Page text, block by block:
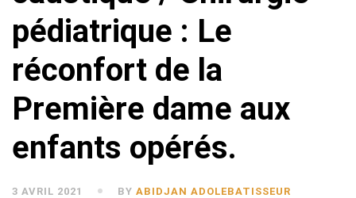
pédiatrique : Le
réconfort de la
Première dame aux
enfants opérés.
3 AVRIL 2021 BY ABIDJAN ADOLEBATISSEUR